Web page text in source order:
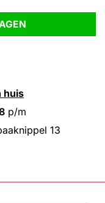
huis
p/m
13